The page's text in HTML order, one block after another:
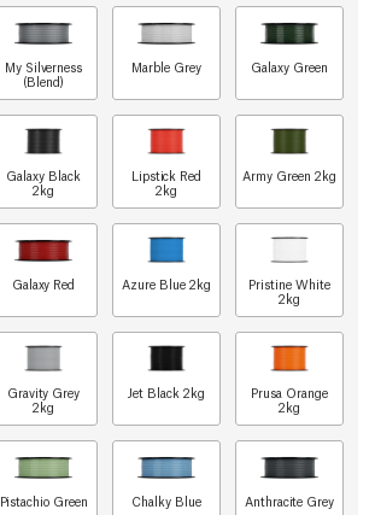
My Silverness
(Blend)
Marble Grey Galaxy Green
Galaxy Black
2kg
Lipstick Red
2kg
Army Green 2kg
Galaxy Red Azure Blue 2kg
Pristine White
2kg
Gravity Grey
2kg
Jet Black 2kg
Prusa Orange
2kg
Pistachio Green Chalky Blue Anthracite Grey